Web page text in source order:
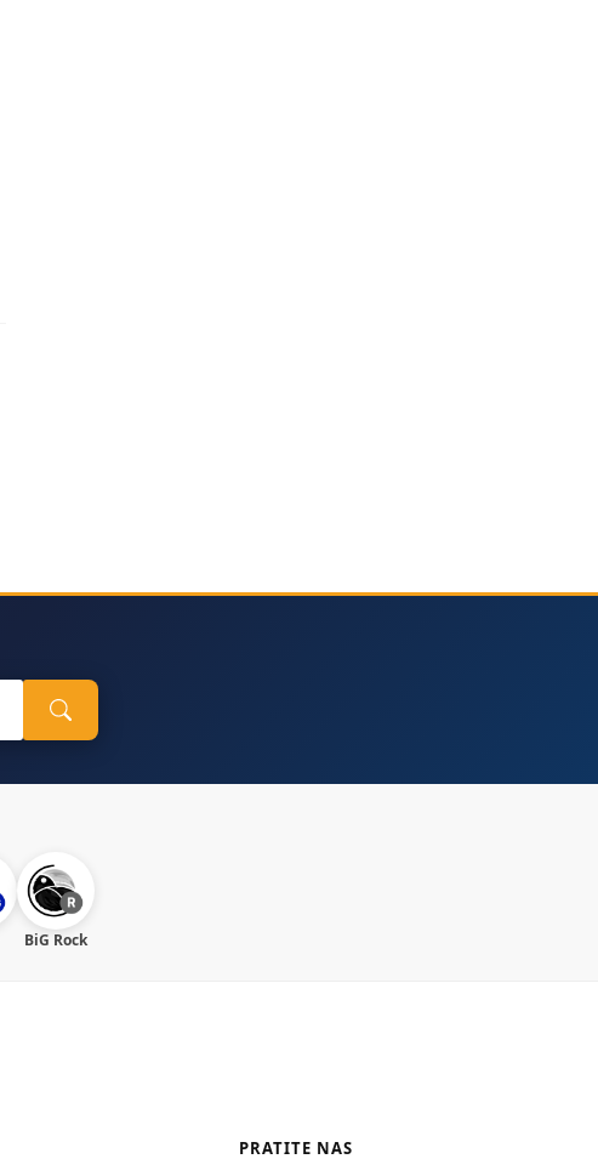
BiG Rock
PRATITE NAS